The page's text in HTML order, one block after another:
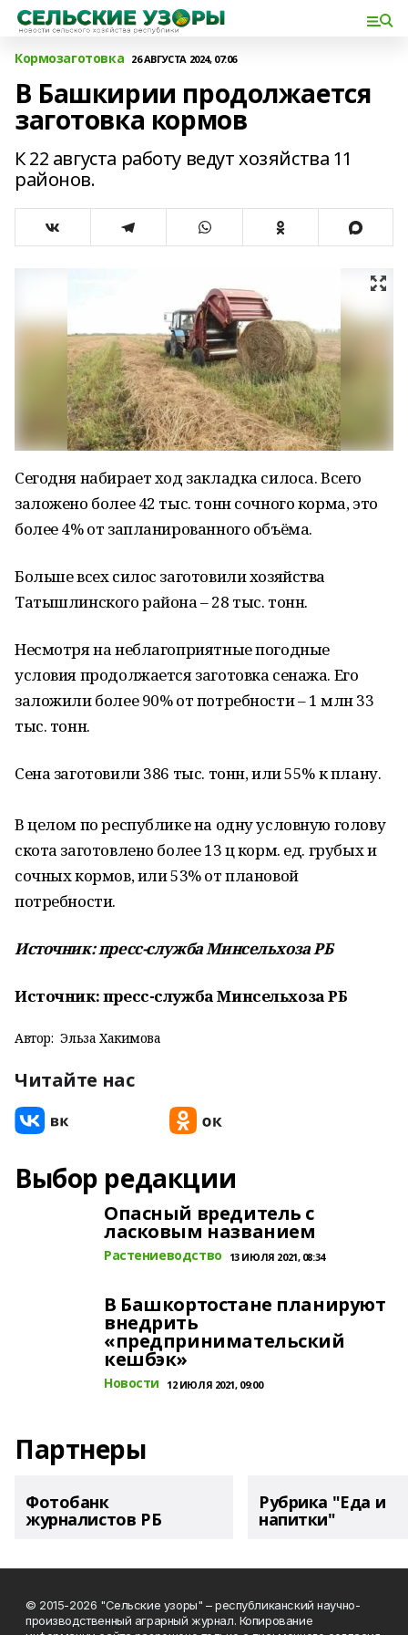
Кормозаготовка 26 АВГУСТА 2024, 07:06
В Башкирии продолжается
заготовка кормов
К 22 августа работу ведут хозяйства 11
районов.
Сегодня набирает ход закладка силоса. Всего
заложено более 42 тыс. тонн сочного корма, это
более 4% от запланированного объёма.
Больше всех силос заготовили хозяйства
Татышлинского района – 28 тыс. тонн.
Несмотря на неблагоприятные погодные
условия продолжается заготовка сенажа. Его
заложили более 90% от потребности – 1 млн 33
тыс. тонн.
Сена заготовили 386 тыс. тонн, или 55% к плану.
В целом по республике на одну условную голову
скота заготовлено более 13 ц корм. ед. грубых и
сочных кормов, или 53% от плановой
потребности.
Источник: пресс-служба Минсельхоза РБ
Источник: пресс-служба Минсельхоза РБ
Автор: Эльза Хакимова
Читайте нас
Выбор редакции
Опасный вредитель с
ласковым названием
Растениеводство 13 ИЮЛЯ 2021, 08:34
В Башкортостане планируют
внедрить
«предпринимательский
кешбэк»
Новости 12 ИЮЛЯ 2021, 09:00
Партнеры
Фотобанк
журналистов РБ
Рубрика "Еда и
напитки"
© 2015-2026 "Сельские узоры" – республиканский научно-
производственный аграрный журнал. Копирование